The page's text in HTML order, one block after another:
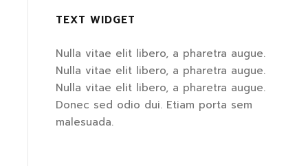
TEXT WIDGET
Nulla vitae elit libero, a pharetra augue.
Nulla vitae elit libero, a pharetra augue.
Nulla vitae elit libero, a pharetra augue.
Donec sed odio dui. Etiam porta sem
malesuada.